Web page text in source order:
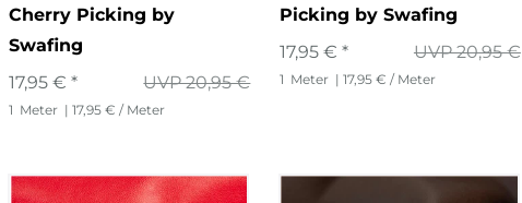
Cherry Picking by
Swafing
UVP 20,95 €
17,95 € *
1 Meter | 17,95 € / Meter
Picking by Swafing
UVP 20,95 €
17,95 € *
1 Meter | 17,95 € / Meter